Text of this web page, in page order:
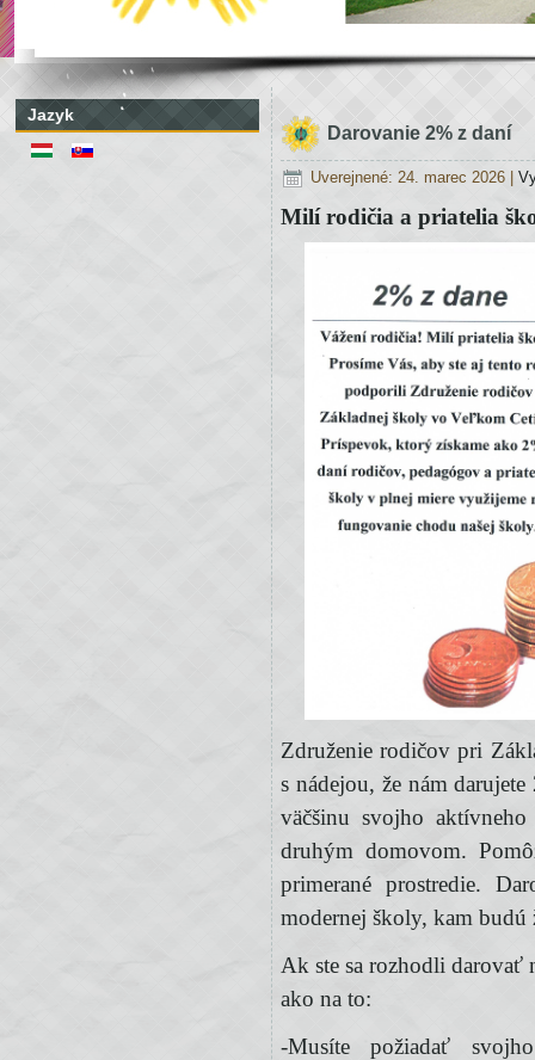
Jazyk
Darovanie 2% z daní
Uverejnené: 24. marec 2026
Milí rodičia a priatelia
Združenie rodičov pri
s nádejou, že nám
väčšinu svojho
druhým domovom.
primerané prostredie.
modernej školy, kam
Ak ste sa rozhodli darovať
ako na to:
-Musíte požiadať